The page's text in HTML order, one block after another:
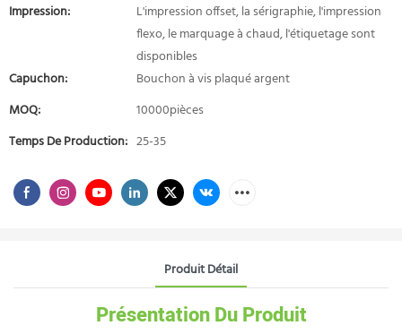
Impression:
L'impression offset, la sérigraphie, l'impression
flexo, le marquage à chaud, l'étiquetage sont
disponibles
Capuchon:
Bouchon à vis plaqué argent
MOQ:
10000pièces
Temps De Production: 25-35
Produit Détail
Présentation Du Produit